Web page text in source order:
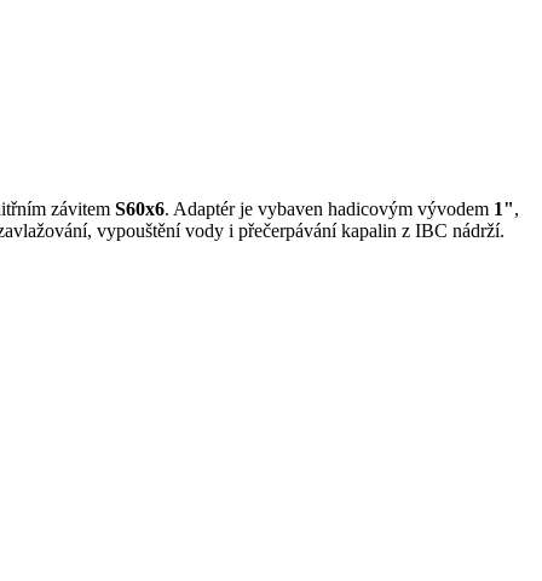
závitem S60x6. Adaptér je vybaven hadicovým vývodem 1",
vypouštění vody i přečerpávání kapalin z IBC nádrží.